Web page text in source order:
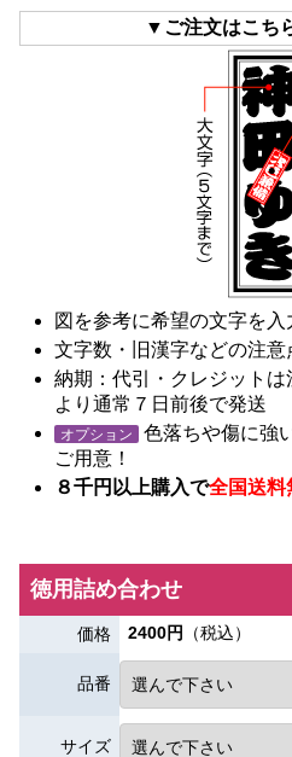
▼ご注文はこち
図を参考に希望の文字を入
文字数・旧漢字などの注意
納期：代引・クレジットは
より通常７日前後で発送
オプション 色落ちや傷に強
ご用意！
８千円以上購入で全国送料
徳用詰め合わせ
価格 2400円 （税込）
品番
サイズ